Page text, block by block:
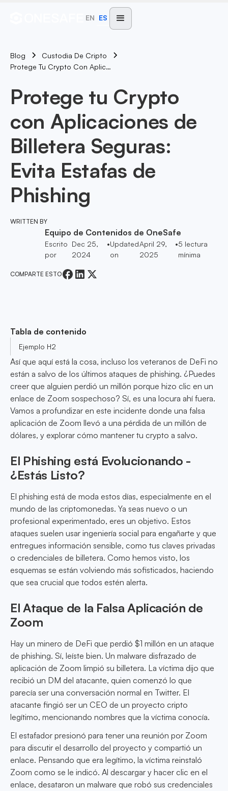
EN ES
Blog
Custodia De Cripto
Protege Tu Crypto Con Aplicaciones De Billetera Seguras: Evita Estafas De Phishing
Protege tu Crypto
con Aplicaciones de
Billetera Seguras:
Evita Estafas de
Phishing
WRITTEN BY
Equipo de Contenidos de OneSafe
Escrito
por
Dec 25,
2024
•Updated
on
April 29,
2025
•5 lectura
mínima
COMPARTE ESTO
Tabla de contenido
Ejemplo H2
Así que aquí está la cosa, incluso los veteranos de DeFi no
están a salvo de los últimos ataques de phishing. ¿Puedes
creer que alguien perdió un millón porque hizo clic en un
enlace de Zoom sospechoso? Sí, es una locura ahí fuera.
Vamos a profundizar en este incidente donde una falsa
aplicación de Zoom llevó a una pérdida de un millón de
dólares, y explorar cómo mantener tu crypto a salvo.
El Phishing está Evolucionando -
¿Estás Listo?
El phishing está de moda estos días, especialmente en el
mundo de las criptomonedas. Ya seas nuevo o un
profesional experimentado, eres un objetivo. Estos
ataques suelen usar ingeniería social para engañarte y que
entregues información sensible, como tus claves privadas
o credenciales de billetera. Como hemos visto, los
esquemas se están volviendo más sofisticados, haciendo
que sea crucial que todos estén alerta.
El Ataque de la Falsa Aplicación de
Zoom
Hay un minero de DeFi que perdió $1 millón en un ataque
de phishing. Sí, leíste bien. Un malware disfrazado de
aplicación de Zoom limpió su billetera. La víctima dijo que
recibió un DM del atacante, quien comenzó lo que
parecía ser una conversación normal en Twitter. El
atacante fingió ser un CEO de un proyecto cripto
legítimo, mencionando nombres que la víctima conocía.
El estafador presionó para tener una reunión por Zoom
para discutir el desarrollo del proyecto y compartió un
enlace. Pensando que era legítimo, la víctima reinstaló
Zoom como se le indicó. Al descargar y hacer clic en el
enlace, desataron un malware que robó sus credenciales